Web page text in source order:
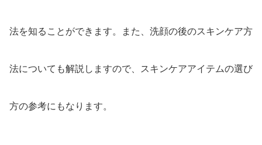
法を知ることができます。また、洗顔の後のスキンケア方
法についても解説しますので、スキンケアアイテムの選び
方の参考にもなります。